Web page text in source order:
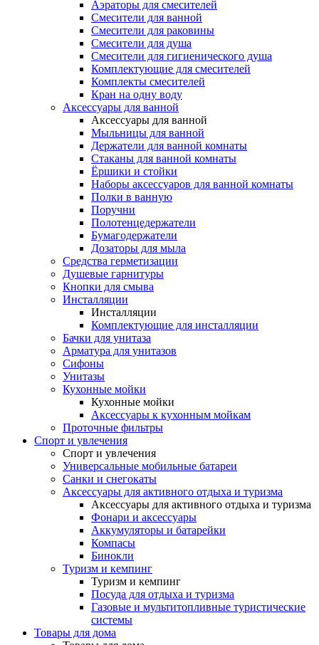
Аэраторы для смесителей
Смесители для ванной
Смесители для раковины
Смесители для душа
Смесители для гигиенического душа
Комплектующие для смесителей
Комплекты смесителей
Кран на одну воду
Аксессуары для ванной
Аксессуары для ванной
Мыльницы для ванной
Держатели для ванной комнаты
Стаканы для ванной комнаты
Ёршики и стойки
Наборы аксессуаров для ванной комнаты
Полки в ванную
Поручни
Полотенцедержатели
Бумагодержатели
Дозаторы для мыла
Средства герметизации
Душевые гарнитуры
Кнопки для смыва
Инсталляции
Инсталляции
Комплектующие для инсталляции
Бачки для унитаза
Арматура для унитазов
Сифоны
Унитазы
Кухонные мойки
Кухонные мойки
Аксессуары к кухонным мойкам
Проточные фильтры
Спорт и увлечения
Спорт и увлечения
Универсальные мобильные батареи
Санки и снегокаты
Аксессуары для активного отдыха и туризма
Аксессуары для активного отдыха и туризма
Фонари и аксессуары
Аккумуляторы и батарейки
Компасы
Бинокли
Туризм и кемпинг
Туризм и кемпинг
Посуда для отдыха и туризма
Газовые и мультитопливные туристические
системы
Товары для дома